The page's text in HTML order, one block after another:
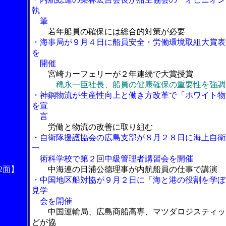
】
執
筆
若年船員の確保には総合的対策が必要
・海事局が９月４日に船員安全・労働環境取組大賞
を
開催
宮崎カーフェリーが２年連続で大賞授賞
穐永一臣社長、船員の健康確保の重要性を強調
・神鋼物流が生産性向上と働き方改革で「ホワイト
を宣
言
労働と物流の改善に取り組む
・自衛隊援護協会の広島支部が８月２８日に海上自
一
術科学校で第２回中級管理者講習会を開催
中海連の日浦公德理事が内航船員の仕事で講演
・中国地区船対協が９月２日に「海と港の役割を学
見学
会を開催
中国運輸局、広島商船高専、マツダロジスティ
どが協